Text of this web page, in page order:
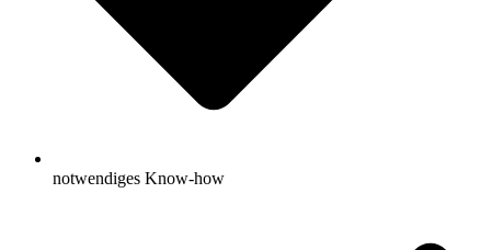
notwendiges Know-how